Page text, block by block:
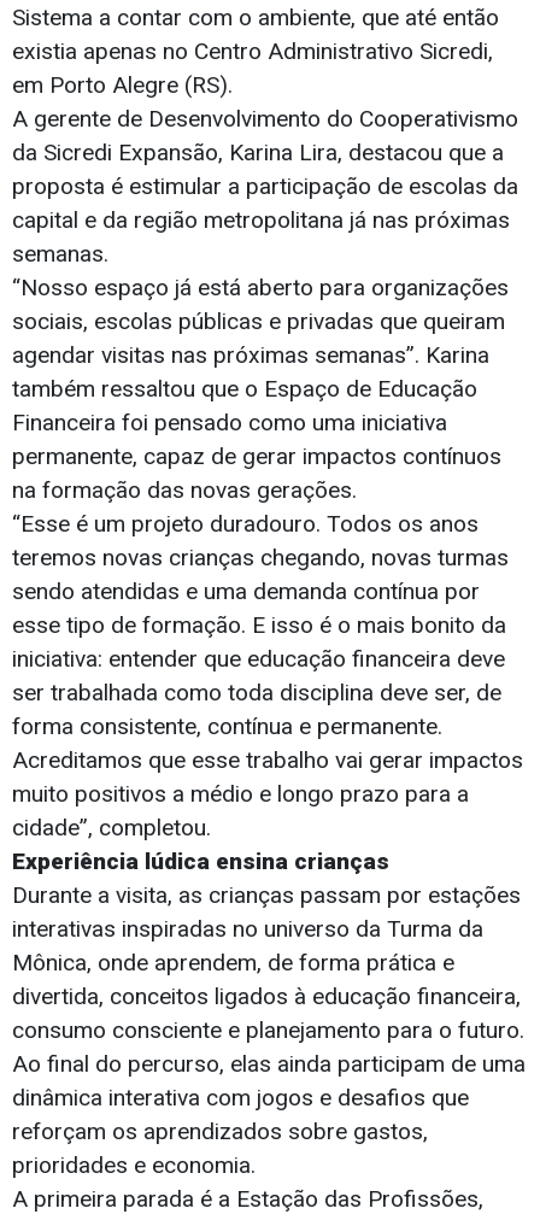
Sistema a contar com o ambiente, que até então
existia apenas no Centro Administrativo Sicredi,
em Porto Alegre (RS).
A gerente de Desenvolvimento do Cooperativismo
da Sicredi Expansão, Karina Lira, destacou que a
proposta é estimular a participação de escolas da
capital e da região metropolitana já nas próximas
semanas.
“Nosso espaço já está aberto para organizações
sociais, escolas públicas e privadas que queiram
agendar visitas nas próximas semanas”. Karina
também ressaltou que o Espaço de Educação
Financeira foi pensado como uma iniciativa
permanente, capaz de gerar impactos contínuos
na formação das novas gerações.
“Esse é um projeto duradouro. Todos os anos
teremos novas crianças chegando, novas turmas
sendo atendidas e uma demanda contínua por
esse tipo de formação. E isso é o mais bonito da
iniciativa: entender que educação financeira deve
ser trabalhada como toda disciplina deve ser, de
forma consistente, contínua e permanente.
Acreditamos que esse trabalho vai gerar impactos
muito positivos a médio e longo prazo para a
cidade”, completou.
Experiência lúdica ensina crianças
Durante a visita, as crianças passam por estações
interativas inspiradas no universo da Turma da
Mônica, onde aprendem, de forma prática e
divertida, conceitos ligados à educação financeira,
consumo consciente e planejamento para o futuro.
Ao final do percurso, elas ainda participam de uma
dinâmica interativa com jogos e desafios que
reforçam os aprendizados sobre gastos,
prioridades e economia.
A primeira parada é a Estação das Profissões,